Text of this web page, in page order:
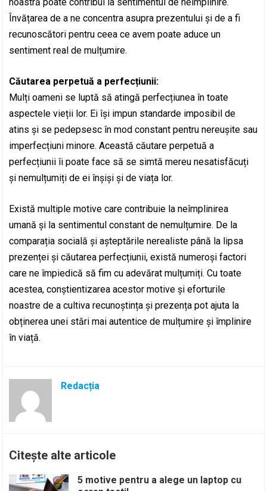
Învățarea de a ne concentra asupra prezentului și de a fi
recunoscători pentru ceea ce avem poate aduce un
sentiment real de mulțumire.
Căutarea perpetuă a perfecțiunii:
Mulți oameni se luptă să atingă perfecțiunea în toate
aspectele vieții lor. Ei își impun standarde imposibil de
atins și se pedepsesc în mod constant pentru nereușite sau
imperfecțiuni minore. Această căutare perpetuă a
perfecțiunii îi poate face să se simtă mereu nesatisfăcuți
și nemulțumiți de ei înșiși și de viața lor.
Există multiple motive care contribuie la neîmplinirea
umană și la sentimentul constant de nemulțumire. De la
comparația socială și așteptările nerealiste până la lipsa
prezenței și căutarea perfecțiunii, există numeroși factori
care ne împiedică să fim cu adevărat mulțumiți. Cu toate
acestea, conștientizarea acestor motive și eforturile
noastre de a cultiva recunoștința și prezența pot ajuta la
obținerea unei stări mai autentice de mulțumire și împlinire
în viață.
Redacția
Citește alte articole
5 motive pentru a alege un laptop cu